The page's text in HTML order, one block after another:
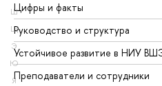
Ш
Щ
Э
Ю
Я
Цифры и факты
Руководство и структура
Устойчивое развитие в НИУ
Преподаватели и сотрудники